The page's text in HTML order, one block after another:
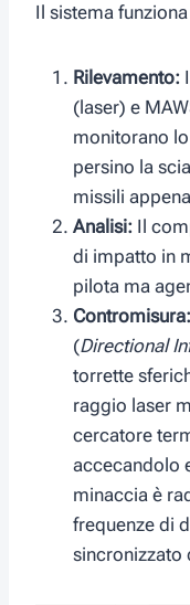
Il sistema
Rilevamento:
(laser) e
monitorano
persino la
missili
Analisi: Il
di impatto in
pilota ma
Contromisura:
(Directional
torrette
raggio laser
cercatore
accecandolo
minaccia è
frequenze di
sincronizzato